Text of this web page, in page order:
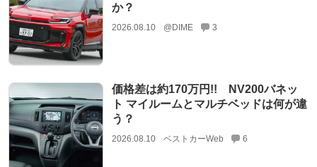
か？
2026.08.10 @DIME 3
価格差は約170万円!! NV200バネッ
ト マイルームとマルチベッドは何が違
う？
2026.08.10 ベストカーWeb 6